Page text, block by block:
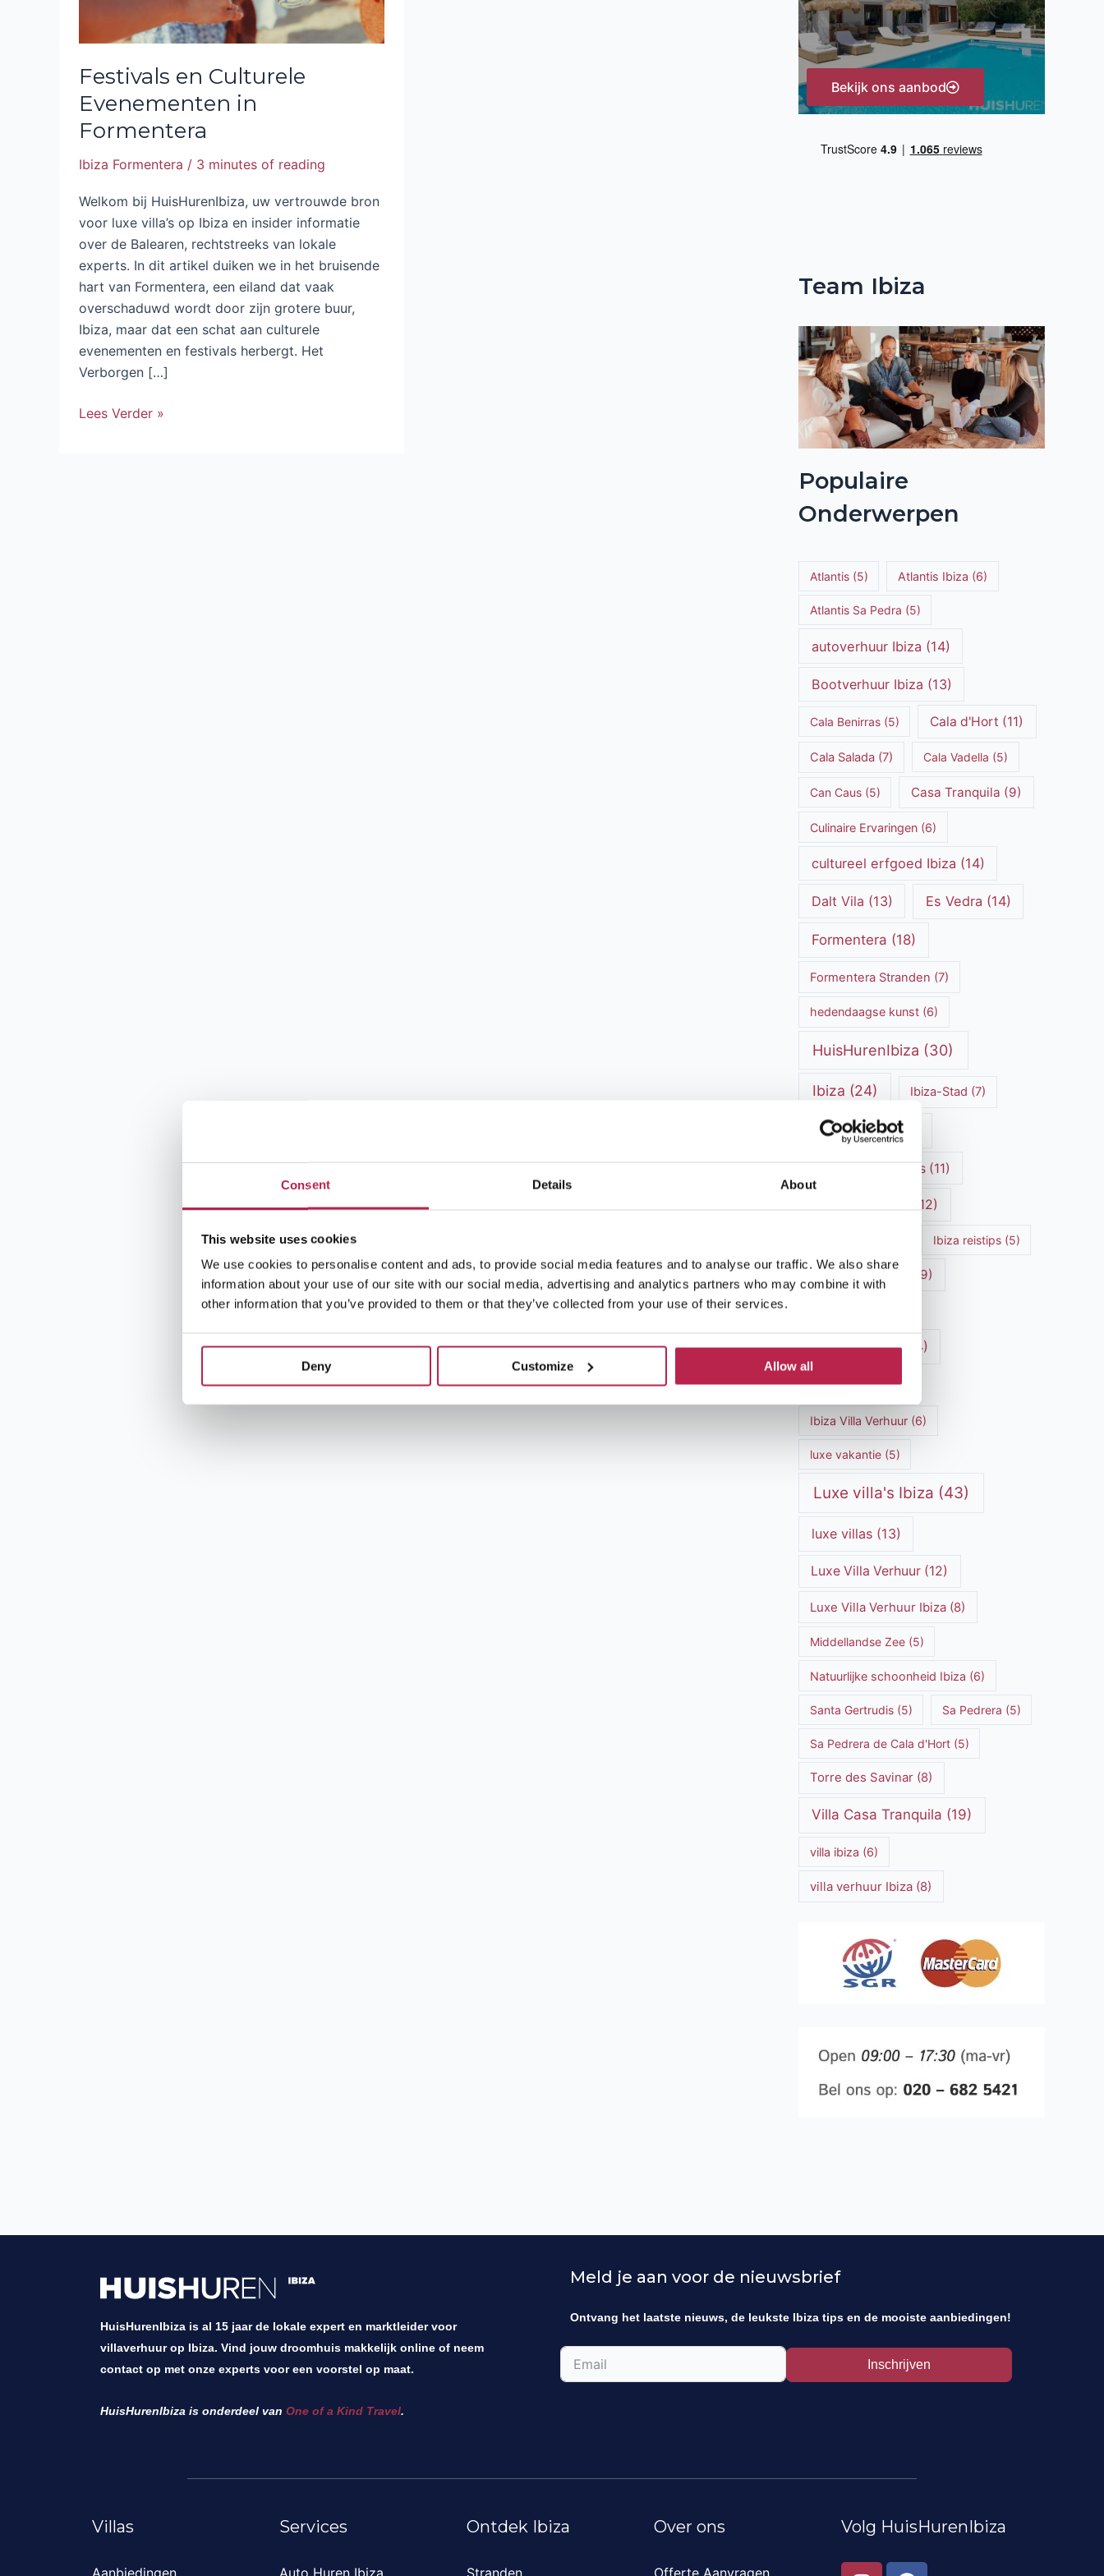
Consent Details About
This website uses cookies
We use cookies to personalise content and ads, to provide social media features and to analyse our traffic. We also share
information about your use of our site with our social media, advertising and analytics partners who may combine it with
other information that you’ve provided to them or that they’ve collected from your use of their services.
Deny Customize Allow all
Festivals en Culturele
Evenementen in
Formentera
Ibiza Formentera / 3 minutes of reading
Welkom bij HuisHurenIbiza, uw vertrouwde bron
voor luxe villa’s op Ibiza en insider informatie
over de Balearen, rechtstreeks van lokale
experts. In dit artikel duiken we in het bruisende
hart van Formentera, een eiland dat vaak
overschaduwd wordt door zijn grotere buur,
Ibiza, maar dat een schat aan culturele
evenementen en festivals herbergt. Het
Verborgen […]
Lees Verder »
:
Bekijk ons aanbod
Team Ibiza
Populaire
Onderwerpen
Atlantis(5) Atlantis Ibiza (6)
Atlantis Sa Pedra (5)
autoverhuur Ibiza (14)
Bootverhuur Ibiza (13)
Cala Benirras(5) Cala d'Hort (11)
Cala Salada (7) Cala Vadella (5)
Can Caus(5) Casa Tranquila (9)
Culinaire Ervaringen(6)
cultureel erfgoed Ibiza (14)
Dalt Vila (13) Es Vedra (14)
Formentera (18)
Formentera Stranden (7)
hedendaagse kunst(6)
HuisHurenIbiza (30)
Ibiza (24) Ibiza-Stad (7)
Ibiza cultuur(15)
Ibiza Geschiedenis (11)
(12)
Ibiza reistips(5)
Ibiza restaurants (9)
ibiza vakantie(14)
ibiza villas(15)
Ibiza Villa Verhuur(6)
luxe vakantie(5)
Luxe villa's Ibiza (43)
luxe villas(13)
Luxe Villa Verhuur (12)
Luxe Villa Verhuur Ibiza (8)
Middellandse Zee(5)
Natuurlijke schoonheid Ibiza (6)
Santa Gertrudis(5) Sa Pedrera (5)
Sa Pedrera de Cala d'Hort(5)
Torre des Savinar (8)
Villa Casa Tranquila (19)
villa ibiza (6)
villa verhuur Ibiza (8)
HuisHurenIbiza is al 15 jaar de lokale expert en marktleider voor
villaverhuur op Ibiza. Vind jouw droomhuis makkelijk online of neem
contact op met onze experts voor een voorstel op maat.
HuisHurenIbiza is onderdeel van One of a Kind Travel.
Meld je aan voor de nieuwsbrief
Ontvang het laatste nieuws, de leukste Ibiza tips en de mooiste aanbiedingen!
Inschrijven
Villas Services Ontdek Ibiza Over ons Volg HuisHurenIbiza